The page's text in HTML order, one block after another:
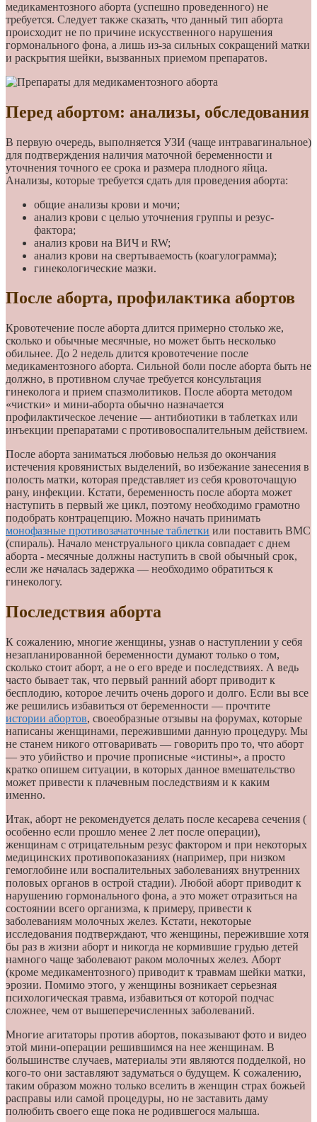
медикаментозного аборта (успешно проведенного) не
требуется. Следует также сказать, что данный тип аборта
происходит не по причине искусственного нарушения
гормонального фона, а лишь из-за сильных сокращений матки
и раскрытия шейки, вызванных приемом препаратов.
Перед абортом: анализы, обследования
В первую очередь, выполняется УЗИ (чаще интравагинальное)
для подтверждения наличия маточной беременности и
уточнения точного ее срока и размера плодного яйца.
Анализы, которые требуется сдать для проведения аборта:
общие анализы крови и мочи;
анализ крови с целью уточнения группы и резус-
фактора;
анализ крови на ВИЧ и RW;
анализ крови на свертываемость (коагулограмма);
гинекологические мазки.
После аборта, профилактика абортов
Кровотечение после аборта длится примерно столько же,
сколько и обычные месячные, но может быть несколько
обильнее. До 2 недель длится кровотечение после
медикаментозного аборта. Сильной боли после аборта быть не
должно, в противном случае требуется консультация
гинеколога и прием спазмолитиков. После аборта методом
«чистки» и мини-аборта обычно назначается
профилактическое лечение — антибиотики в таблетках или
инъекции препаратами с противовоспалительным действием.
После аборта заниматься любовью нельзя до окончания
истечения кровянистых выделений, во избежание занесения в
полость матки, которая представляет из себя кровоточащую
рану, инфекции. Кстати, беременность после аборта может
наступить в первый же цикл, поэтому необходимо грамотно
подобрать контрацепцию. Можно начать принимать
монофазные противозачаточные таблетки или поставить ВМС
(спираль). Начало менструального цикла совпадает с днем
аборта - месячные должны наступить в свой обычный срок,
если же началась задержка — необходимо обратиться к
гинекологу.
Последствия аборта
К сожалению, многие женщины, узнав о наступлении у себя
незапланированной беременности думают только о том,
сколько стоит аборт, а не о его вреде и последствиях. А ведь
часто бывает так, что первый ранний аборт приводит к
бесплодию, которое лечить очень дорого и долго. Если вы все
же решились избавиться от беременности — прочтите
истории абортов, своеобразные отзывы на форумах, которые
написаны женщинами, пережившими данную процедуру. Мы
не станем никого отговаривать — говорить про то, что аборт
— это убийство и прочие прописные «истины», а просто
кратко опишем ситуации, в которых данное вмешательство
может привести к плачевным последствиям и к каким
именно.
Итак, аборт не рекомендуется делать после кесарева сечения (
особенно если прошло менее 2 лет после операции),
женщинам с отрицательным резус фактором и при некоторых
медицинских противопоказаниях (например, при низком
гемоглобине или воспалительных заболеваниях внутренних
половых органов в острой стадии). Любой аборт приводит к
нарушению гормонального фона, а это может отразиться на
состоянии всего организма, к примеру, привести к
заболеваниям молочных желез. Кстати, некоторые
исследования подтверждают, что женщины, пережившие хотя
бы раз в жизни аборт и никогда не кормившие грудью детей
намного чаще заболевают раком молочных желез. Аборт
(кроме медикаментозного) приводит к травмам шейки матки,
эрозии. Помимо этого, у женщины возникает серьезная
психологическая травма, избавиться от которой подчас
сложнее, чем от вышеперечисленных заболеваний.
Многие агитаторы против абортов, показывают фото и видео
этой мини-операции решившимся на нее женщинам. В
большинстве случаев, материалы эти являются подделкой, но
кого-то они заставляют задуматься о будущем. К сожалению,
таким образом можно только вселить в женщин страх божьей
расправы или самой процедуры, но не заставить даму
полюбить своего еще пока не родившегося малыша.